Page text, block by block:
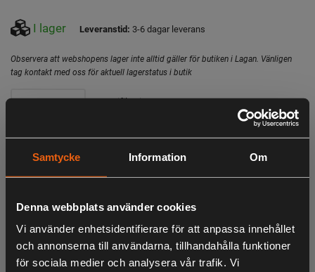
Samtycke Information Om
Denna webbplats använder cookies
Vi använder enhetsidentifierare för att anpassa innehållet
och annonserna till användarna, tillhandahålla funktioner
för sociala medier och analysera vår trafik. Vi
I lager Leveranstid: 3-6 dagar leverans
Observera att webshopens lager inte alltid gäller för butiken i Lagan. Vänligen
tag kontakt med oss för aktuell lagerstatus i butik
Beskrivning Specifikation
Tunna läderhandskar
Bekväm skyddshandske utformad för professionellt
trädgårds- och skogsarbete under tuffa förhållanden.
getskinn. Stötdämpande vaddering skyddar handflatan
och den elastiska mudden håller smuts borta. Den
reflekterande logotypen hjälper till att förbättra synligheten.
Pekfingret har en pekskärmsvänlig knoge så att en